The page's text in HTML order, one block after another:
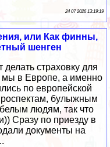
24 07 2026 13:19:19
или Как финны,
шенген
страховку для
мы в Европе, а именно
по европейской
булыжным
людям, так что
Сразу по приезду в
документы на